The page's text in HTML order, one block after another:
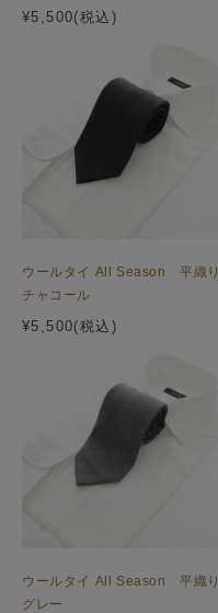
¥5,500(税込)
ウールタイ All Season 平織り
チャコール
¥5,500(税込)
ウールタイ All Season 平織り
グレー